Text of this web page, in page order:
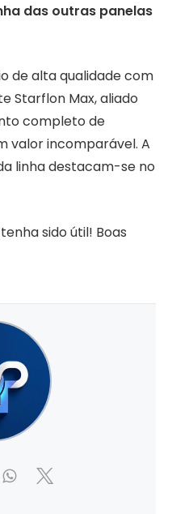
das outras panelas
de alta qualidade com
Starflon Max, aliado
completo de
valor incomparável. A
linha destacam-se no
sido útil! Boas